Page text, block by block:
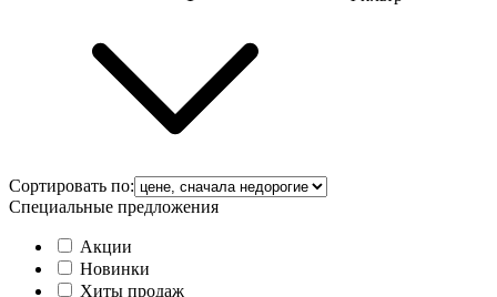
Сортировать по:
Специальные предложения
Акции
Новинки
Хиты продаж